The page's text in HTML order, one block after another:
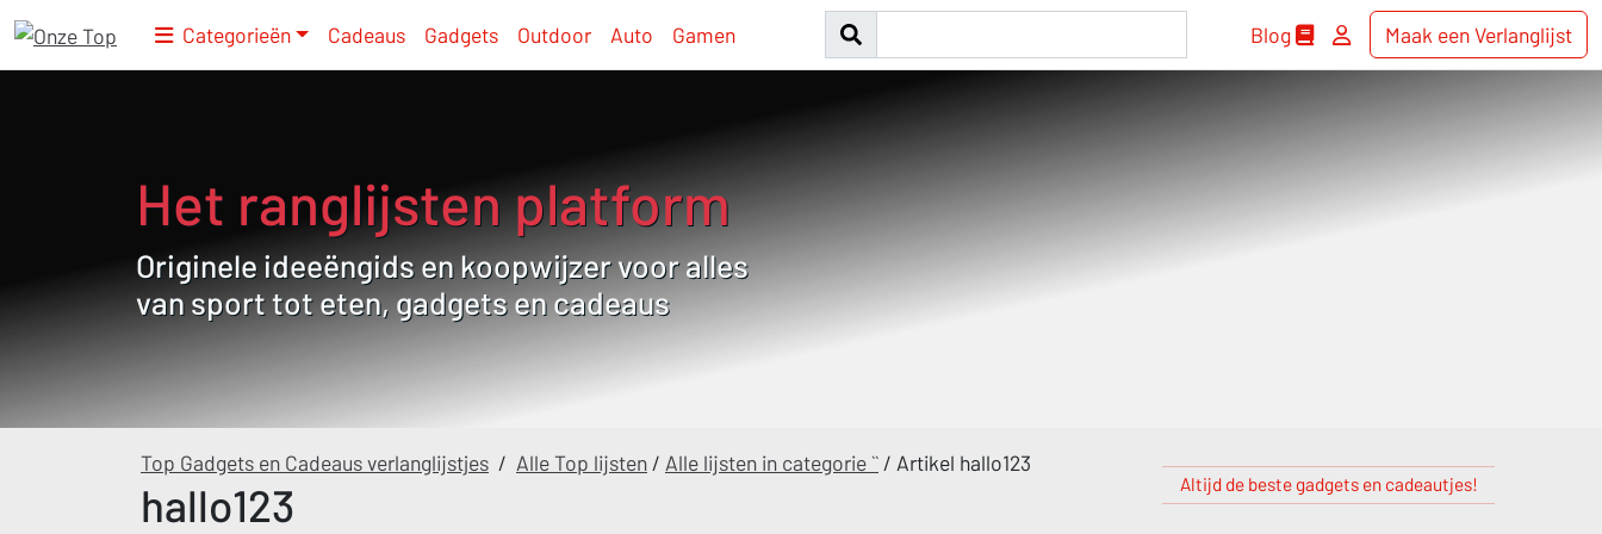
Categorieën Cadeaus Gadgets Outdoor Auto Gamen Blog Maak een Verlanglijst
Het ranglijsten platform
Originele ideeëngids en koopwijzer voor alles
van sport tot eten, gadgets en cadeaus
Top Gadgets en Cadeaus verlanglijstjes / Alle Top lijsten / Alle lijsten in categorie `` / Artikel hallo123
hallo123 Altijd de beste gadgets en cadeautjes!